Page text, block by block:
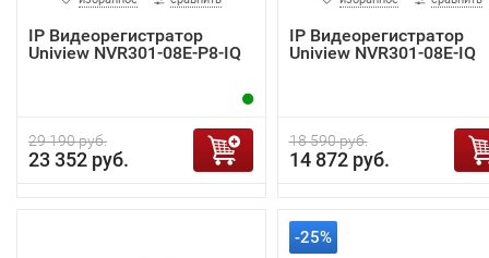
IP Видеорегистратор
Uniview NVR301-08E-P8-IQ
29 190 руб.
23 352 руб.
IP Видеорегистратор
Uniview NVR301-08E-IQ
18 590 руб.
14 872 руб.
-25%